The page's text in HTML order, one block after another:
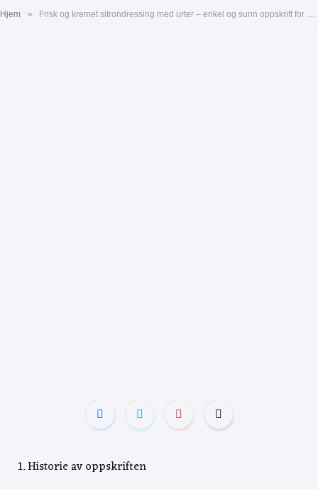
Hjem »
1. Historie av oppskriften